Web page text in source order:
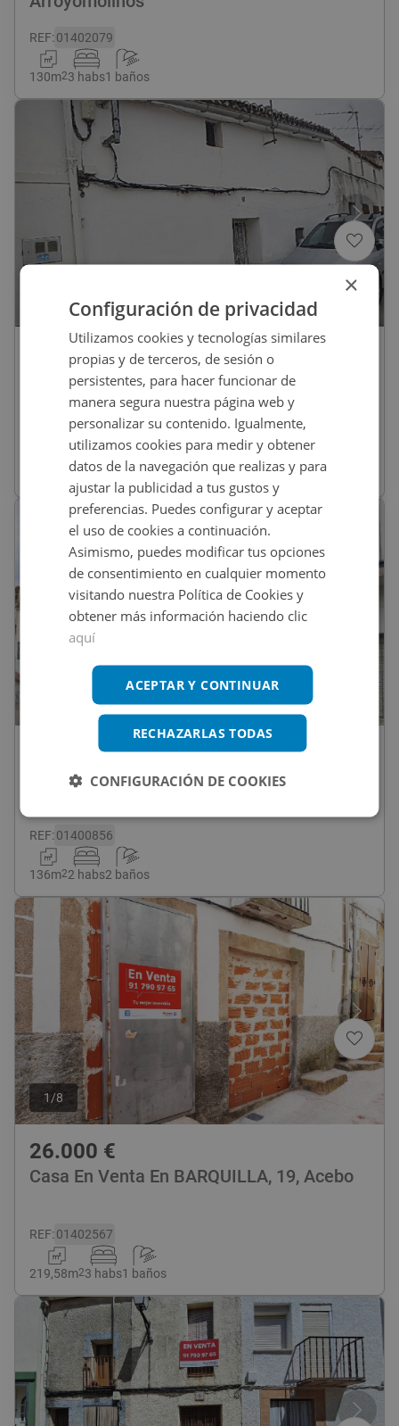
REF:01402079
130m23 habs1 baños
14.000€
Casa En Venta En VIÑAS, 25, Torrecillas De
La Tiesa
01402685
2 habs1 baños
€
Casa En Venta En JOSE MARIA PEMAN,
REF:01400856
136m22 habs2 baños
1 /8
26.000 €
Casa En Venta En BARQUILLA, 19, Acebo
REF:01402567
219,58m23 habs1 baños
×
Configuración de privacidad
Utilizamos cookies y tecnologías similares
propias y de terceros, de sesión o
persistentes, para hacer funcionar de
manera segura nuestra página web y
personalizar su contenido. Igualmente,
utilizamos cookies para medir y obtener
datos de la navegación que realizas y para
ajustar la publicidad a tus gustos y
preferencias. Puedes configurar y aceptar
el uso de cookies a continuación.
Asimismo, puedes modificar tus opciones
de consentimiento en cualquier momento
visitando nuestra Política de Cookies y
obtener más información haciendo clic
aquí
ACEPTAR Y CONTINUAR
RECHAZARLAS TODAS
CONFIGURACIÓN DE COOKIES